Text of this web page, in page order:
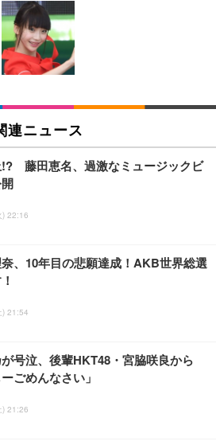
オフィスチェア 椅子 テレワーク 疲れな
式アームレスト コンパクト 約105度ロッ
事務椅子 360度回転 座面昇降 強化ナイロ
ス 通気性メッシュ 在宅ワーク H-WY01
+黒足)
オフィスチェア／デスクチェア メッシ
間工学 疲れない ブラック
ィスチェア デスクチェア 疲れない テレ
ア 強化バックレスト 30度ロッキング機
椅子 腰サポート 90度跳ね上げ式アーム
れ パソコンチェア (ブラック)
ィスチェア デスクチェア 疲れない テレ
ア 強化バックレスト 30度ロッキング機
椅子 腰サポート 90度跳ね上げ式アーム
れ パソコンチェア (ホワイト)
オフィスチェア デスクチェア 肘なし メ
性 ランバーサポート付き 腰サポート ガ
昇降 360度回転 キャスター付き コンパク
ネス向けプレミアムモニター | FlexScan
| 31.5型4K UHD・USB Type-C・ホワ
ス向けプレミアムモニター | FlexScan
27"ゲーミングモニター DualSense 充電
CFI-ZDM1J）
品】Dell E2724HS 27インチ 液晶モニタ
1920×1080）VA 非光沢 HDMI/DisplayP
ーカー内蔵 高さ調整 スイベル VESA対
24.5inch/280Hz/FHD】GRAPHT THE S
Monitor 24” Essential ゲーミン
QD 24.5インチ 1ms FHD 量子ドット 残
ーシック ペットシーツ 薄型 レギュラー 1
無香料 ホワイト 300枚
シック ペットシーツ 厚型 ワイド 42枚
ホワイト(吸収面:ライトブルー)
ライフ ネオ・オムツ L 中型犬用 26枚入
スマートベーシック) 【Amazon.co.jp
Basic アイリスオーヤマ ペットシーツ
用 ワイド 100枚入 (x 1) (ケース販売)
ーヤマ ペットシーツ 超厚型 お徳用 レギ
枚入【Amazon.co.jp限定】
連ニュース
藤田恵名、過激なミュージックビ
22:16
、10年目の悲願達成！AKB世界総選
21:54
号泣、後輩HKT48・宮脇咲良から
ーごめんなさい」
21:26